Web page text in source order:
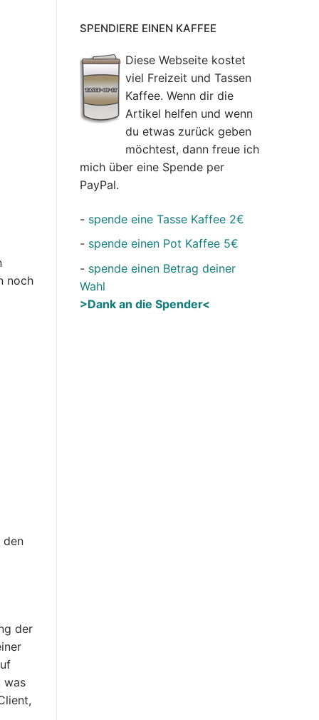
noch
den
der
was
SPENDIERE EINEN KAFFEE
Diese Webseite kostet
viel Freizeit und Tassen
Kaffee. Wenn dir die
Artikel helfen und wenn
du etwas zurück geben
möchtest, dann freue ich
mich über eine Spende per
PayPal.
- spende eine Tasse Kaffee 2€
- spende einen Pot Kaffee 5€
- spende einen Betrag deiner
Wahl
>Dank an die Spender<